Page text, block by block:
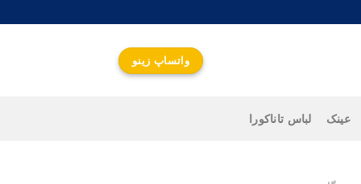
واتساپ زینو
عینک لباس تاناکورا